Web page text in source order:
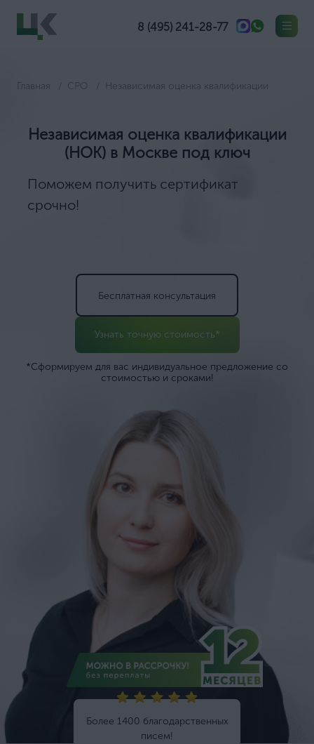
8 (495) 241-28-77
Главная СРО Независимая оценка квалификации
Независимая оценка квалификации
(НОК) в Москве под ключ
Поможем получить сертификат
срочно!
Бесплатная консультация
Узнать точную стоимость*
*Сформируем для вас индивидуальное предложение со
стоимостью и сроками!
Более 1400 благодарственных
писем!